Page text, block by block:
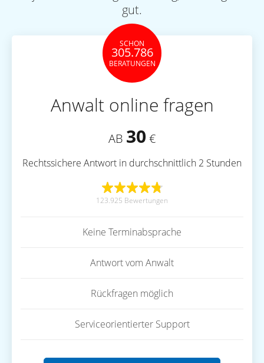
gut.
SCHON
305.786
BERATUNGEN
Anwalt online fragen
AB 30 €
Rechtssichere Antwort in durchschnittlich 2 Stunden
123.925 Bewertungen
Keine Terminabsprache
Antwort vom Anwalt
Rückfragen möglich
Serviceorientierter Support